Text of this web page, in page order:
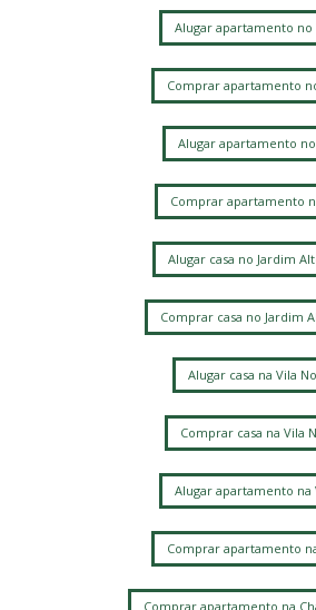
Chácara da Barra
Loteamento Alphaville Campinas
Novo Taquaral
Loteamento Santa Ana do Atibaia
Residencial Estância Eudóxia (Barão
Cidade Universitária
Caminhos de San Conrado (Sousas)
Loteamento Residencial Entre
Alugar apartamento no
Comprar apartamento
Alugar apartamento
Comprar apartamento
Alugar casa no Jardim
Comprar casa no Jardim
Alugar casa na Vila
Comprar casa na Vila
Alugar apartamento na
Comprar apartamento
Comprar apartamento na